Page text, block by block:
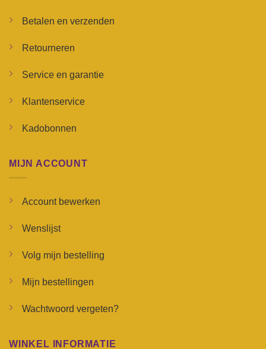
Betalen en verzenden
Retourneren
Service en garantie
Klantenservice
Kadobonnen
MIJN ACCOUNT
Account bewerken
Wenslijst
Volg mijn bestelling
Mijn bestellingen
Wachtwoord vergeten?
WINKEL INFORMATIE